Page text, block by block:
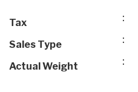
Tax :
Sales Type :
Actual Weight :